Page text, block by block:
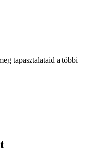
tapasztalataid a többi